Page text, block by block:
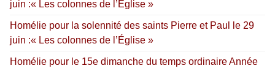
juin :« Les colonnes de l’Église »
Homélie pour la solennité des saints Pierre et Paul le 29
juin :« Les colonnes de l’Église »
Homélie pour le 15e dimanche du temps ordinaire Année